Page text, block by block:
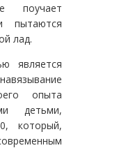
поучает
пытаются
лад.
является
опыта
детьми,
который,